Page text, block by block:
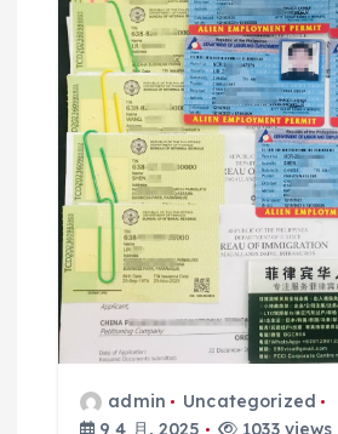
admin
Uncategorized
9 4 月, 2025
1033 views